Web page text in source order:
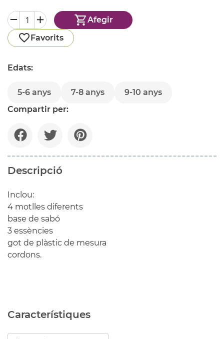
Afegir
Favorits
Edats:
5-6 anys 7-8 anys
9-10 anys
Compartir per:
Descripció
Inclou:
4 motlles diferents
base de sabó
3 essències
got de plàstic de mesura
cordons.
Característiques